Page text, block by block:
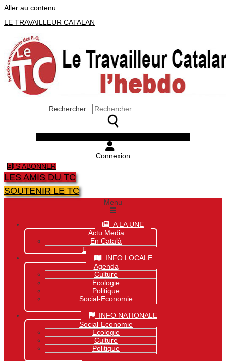
Aller au contenu
LE TRAVAILLEUR CATALAN
Rechercher :
Connexion
S'ABONNER
LES AMIS DU TC
SOUTENIR LE TC
Menu
A LA UNE
Actu Media
En Català
Exclusivité Site
INFO LOCALE
Agenda
Culture
Ecologie
Politique
Social-Economie
INFO NATIONALE
Social-Economie
Ecologie
Culture
Politique